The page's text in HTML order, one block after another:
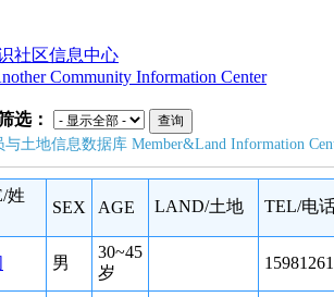
社区信息中心
Community Information Center
选：
与土地信息数据库 Member&Land Information
姓
SEX AGE LAND/土地 TEL/电
男
30~45
岁